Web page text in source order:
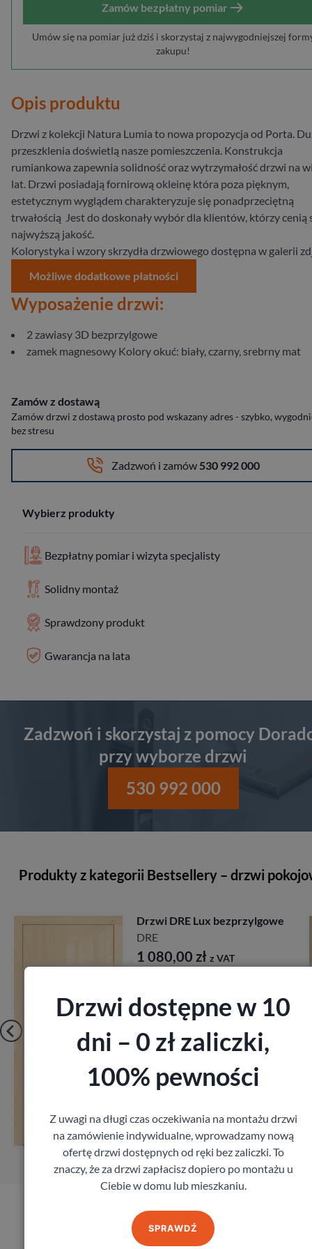
Zamów bezpłatny pomiar
Umów się na pomiar już dziś i skorzystaj z najwygodniejszej
zakupu!
Opis produktu
Drzwi z kolekcji Natura Lumia to nowa propozycja od Porta.
przeszklenia doświetlą nasze pomieszczenia. Konstrukcja
rumiankowa zapewnia solidność oraz wytrzymałość drzwi na
lat. Drzwi posiadają fornirową okleinę która poza pięknym,
estetycznym wyglądem charakteryzuje się ponadprzeciętną
trwałością Jest do doskonały wybór dla klientów, którzy cenią
najwyższą jakość.
Kolorystyka i wzory skrzydła drzwiowego dostępna w galerii
Możliwe dodatkowe płatności
Wyposażenie drzwi:
2 zawiasy 3D bezprzylgowe
zamek magnesowy Kolory okuć: biały, czarny, srebrny mat
Zamów z dostawą
Zamów drzwi z dostawą prosto pod wskazany adres - szybko,
bez stresu
Zadzwoń i zamów 530 992 000
Wybierz produkty
Bezpłatny pomiar i wizyta specjalisty
Solidny montaż
Sprawdzony produkt
Gwarancja na lata
Zadzwoń i skorzystaj z pomocy
przy wyborze drzwi
530 992 000
Produkty z kategorii Bestsellery – drzwi
Drzwi Porta Villadora
Porta
Zamów pomiar
Produkty marki Porta
Drzwi dostępne w 10
dni – 0 zł zaliczki,
100% pewności
Z uwagi na długi czas oczekiwania na montażu drzwi
na zamówienie indywidualne, wprowadzamy nową
ofertę drzwi dostępnych od ręki bez zaliczki. To
znaczy, że za drzwi zapłacisz dopiero po montażu u
Ciebie w domu lub mieszkaniu.
SPRAWDŹ